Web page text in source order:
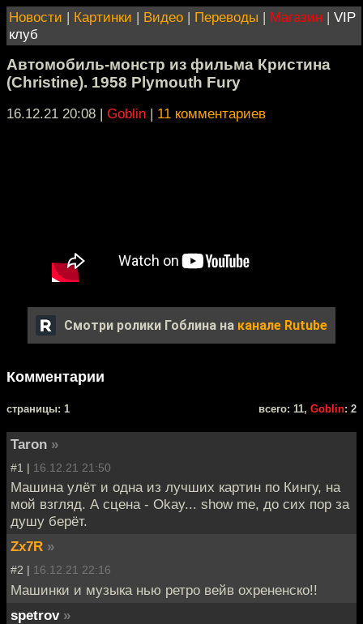
Новости | Картинки | Видео | Переводы | Магазин | VIP
клуб
Автомобиль-монстр из фильма Кристина
(Christine). 1958 Plymouth Fury
16.12.21 20:08 | Goblin | 11 комментариев
Смотри ролики Гоблина на канале Rutube
Комментарии
cтраницы: 1 всего: 11, Goblin: 2
Taron »
#1 | 16.12.21 21:50
Машина улёт и одна из лучших картин по Кингу, на
мой взгляд. А сцена - Okay... show me, до сих пор за
душу берёт.
Zx7R »
#2 | 16.12.21 22:16
Машинки и музыка нью ретро вейв охрененско!!
spetrov »